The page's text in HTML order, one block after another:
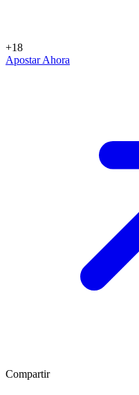
+18
Apostar Ahora
Compartir